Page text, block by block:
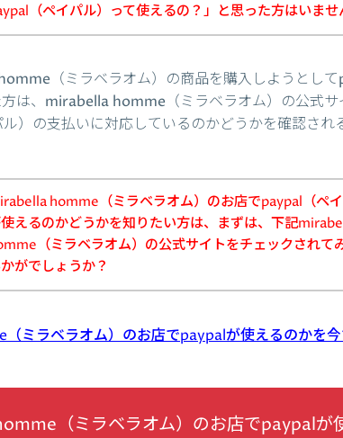
（ペイパル）って使えるの？」と思った方はいませ
（ミラベラオム）の商品を購入しようとし
は、mirabella homme（ミラベラオム）の公式サ
）の支払いに対応しているのかどうかを確認され
homme（ミラベラオム）のお店でpaypal（ペイ
えるのかどうかを知りたい方は、まずは、下記
（ミラベラオム）の公式サイトをチェックされて
がでしょうか？
ミラベラオム）のお店でpaypalが使えるのかを
（ミラベラオム）のお店でpaypalが